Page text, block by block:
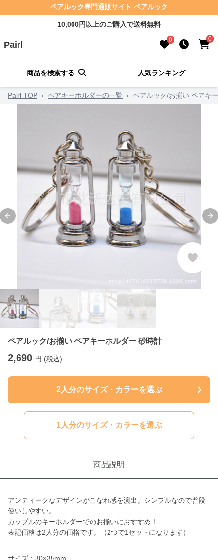
ペアルック専門通販サイト ペアルック
10,000円以上のご購入で送料無料
Pairl 0 0
商品を検索する 人気ランキング
Pairl TOP › ペアキーホルダーの一覧 › ペアルック/お揃い ペアキ
Previous slide
ペアルック/お揃い ペアキーホルダー 砂時計
2,690 円 (税込)
2人分のサイズ・カラーを選ぶ
1人分のサイズ・カラーを選ぶ
商品説明
アンティークなデザインがこなれ感を演出。シンプルなので普段
使いしやすい。
カップルのキーホルダーでのお揃いにおすすめ！
表記価格は2人分の価格です。（2つで1セットになります）
サイズ：30×35mm